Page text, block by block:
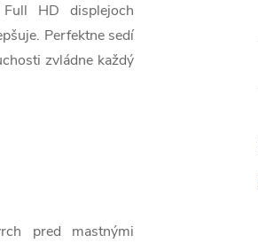
HD displejoch
Perfektne sedí
zvládne každý
pred mastnými